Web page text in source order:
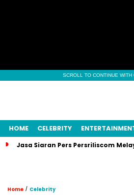
SCROLL TO CONTINUE WITH
HOME CELEBRITY
Jasa Siaran Pers Persriliscom
Home / Celebrity